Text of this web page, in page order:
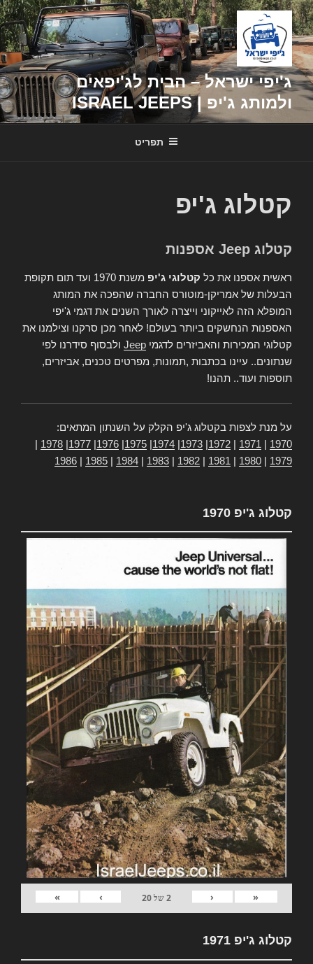
דילוג
לתוכן
ג'יפי ישראל – הבית לג'יפאים
ולמותג ג'יפ | ISRAEL JEEPS
תפריט
קטלוג ג'יפ
קטלוג Jeep אספנות
ראשית אספנו את כל קטלוגי ג'יפ
משנת 1970 ועד תום תקופת
הבעלות של אמריקן-מוטורס החברה שהפכה את המותג
המופלא הזה לאייקוני וייצרה לאורך השנים את דגמי ג'יפי
האספנות הנחשקים ביותר בעולם! לאחר מכן סרקנו וצילמנו את
קטלוגי המכירות והאביזרים לדגמי Jeep ולבסוף סידרנו לפי
שנתונים.. עיינו בכתבות ,תמונות, מפרטים טכנים, אביזרים,
תוספות ועוד.. תהנו!
על מנת לצפות בקטלוג ג'יפ הקלק על השנתון המתאים:
1970
1971
1972
1973
1974
1975
1976
1977
1978
1979
1980
1981
1982
1983
1984
1985
1986
קטלוג ג'יפ 1970
«
‹
2של20
›
»
קטלוג ג'יפ 1971